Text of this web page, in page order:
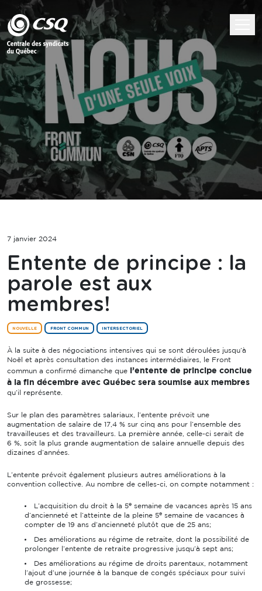
7 janvier 2024
Entente de principe : la
parole est aux
membres!
NOUVELLE FRONT COMMUN INTERSECTORIEL
À la suite à des négociations intensives qui se sont déroulées jusqu’à
Noël et après consultation des instances intermédiaires, le Front
commun a confirmé dimanche que
l’entente de principe conclue
à la fin décembre avec Québec sera soumise aux membres
qu’il représente.
Sur le plan des paramètres salariaux, l’entente prévoit une
augmentation de salaire de 17,4 % sur cinq ans pour l’ensemble des
travailleuses et des travailleurs. La première année, celle-ci serait de
6 %, soit la plus grande augmentation de salaire annuelle depuis des
dizaines d’années.
L’entente prévoit également plusieurs autres améliorations à la
convention collective. Au nombre de celles-ci, on compte notamment :
L’acquisition du droit à la 5e semaine de vacances après 15 ans
d’ancienneté et l’atteinte de la pleine 5e semaine de vacances à
compter de 19 ans d’ancienneté plutôt que de 25 ans;
Des améliorations au régime de retraite, dont la possibilité de
prolonger l’entente de retraite progressive jusqu’à sept ans;
Des améliorations au régime de droits parentaux, notamment
l’ajout d’une journée à la banque de congés spéciaux pour suivi
de grossesse;